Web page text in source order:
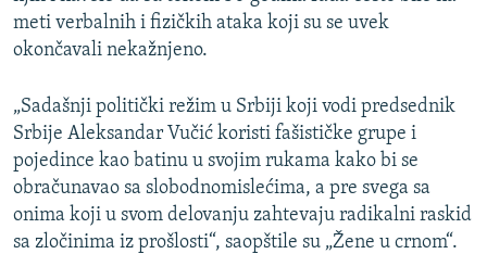
meti verbalnih i fizičkih ataka koji su se uvek
okončavali nekažnjeno.
„Sadašnji politički režim u Srbiji koji vodi predsednik
Srbije Aleksandar Vučić koristi fašističke grupe i
pojedince kao batinu u svojim rukama kako bi se
obračunavao sa slobodnomislećima, a pre svega sa
onima koji u svom delovanju zahtevaju radikalni raskid
sa zločinima iz prošlosti“, saopštile su „Žene u crnom“.